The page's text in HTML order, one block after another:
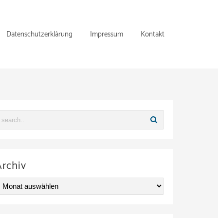
Datenschutzerklärung Impressum Kontakt